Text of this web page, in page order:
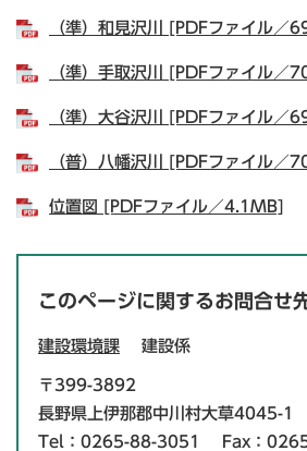
（準）和見沢川 [PDFファイル／
（準）手取沢川 [PDFファイル／
（準）大谷沢川 [PDFファイル／
（普）八幡沢川 [PDFファイル／
位置図 [PDFファイル／4.1MB]
このページに関するお問合せ
建設環境課 建設係
〒399-3892
長野県上伊那郡中川村大草4045-1
Tel：0265-88-3051
Fax：